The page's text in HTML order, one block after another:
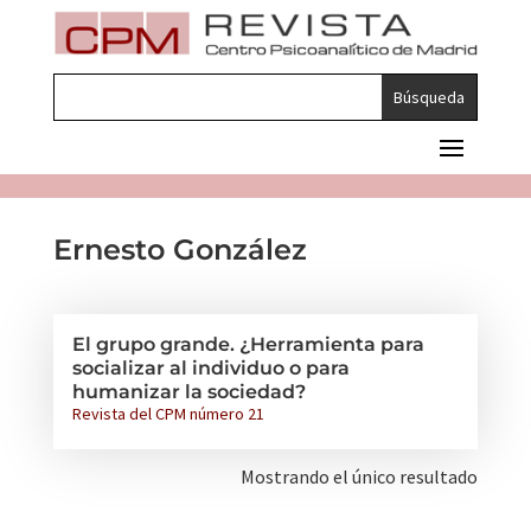
Ernesto González
El grupo grande. ¿Herramienta para
socializar al individuo o para
humanizar la sociedad?
Revista del CPM número 21
Mostrando el único resultado